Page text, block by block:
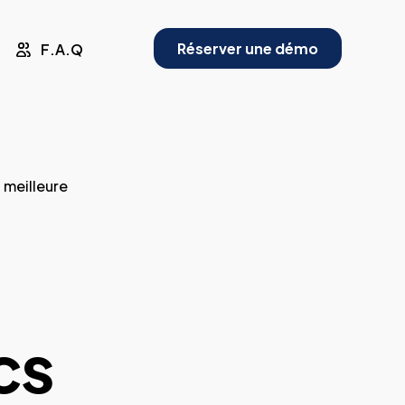
F.A.Q Réserver une démo
meilleure